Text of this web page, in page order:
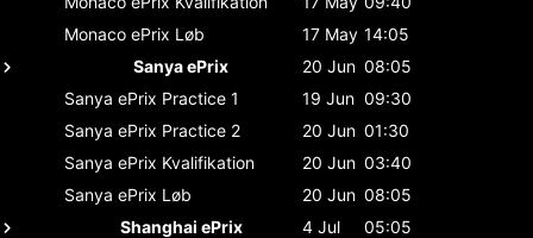
Monaco ePrix Løb 17 May 14:05
Sanya ePrix
20 Jun 08:05
Sanya ePrix Practice 1 19 Jun 09:30
Sanya ePrix Practice 2 20 Jun 01:30
Sanya ePrix Kvalifikation 20 Jun 03:40
Sanya ePrix Løb 20 Jun 08:05
Shanghai ePrix
4 Jul
05:05